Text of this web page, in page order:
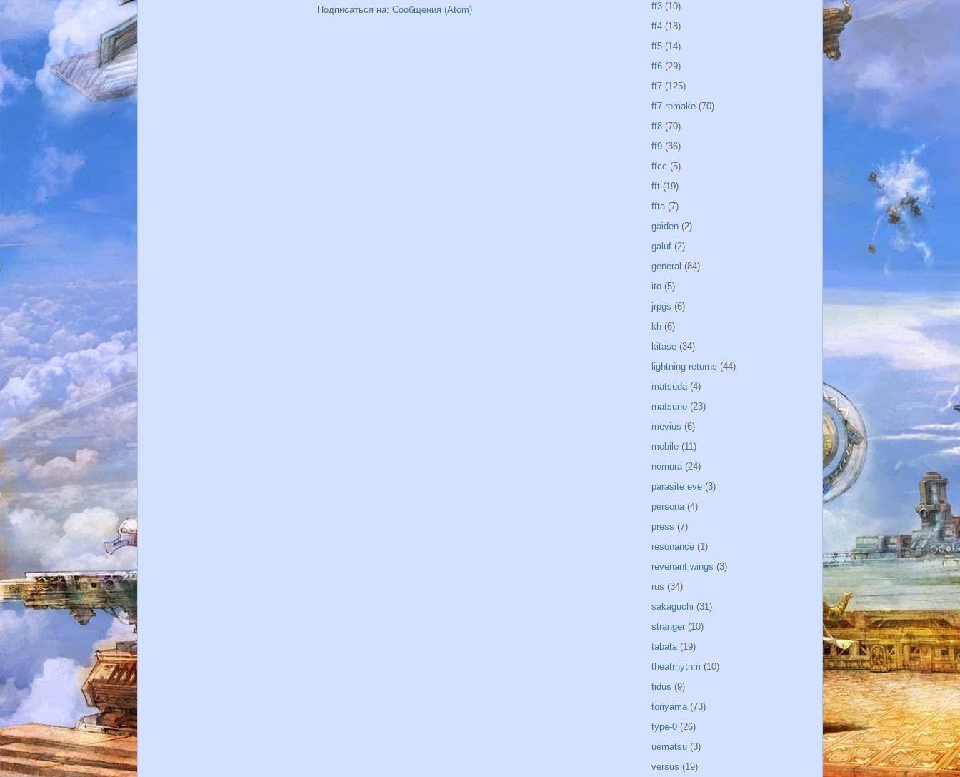
Подписаться на: Сообщения (Atom)
ff3 (10)
ff4 (18)
ff5 (14)
ff6 (29)
ff7 (125)
ff7 remake (70)
ff8 (70)
ff9 (36)
ffcc (5)
fft (19)
ffta (7)
gaiden (2)
galuf (2)
general (84)
ito (5)
jrpgs (6)
kh (6)
kitase (34)
lightning returns (44)
matsuda (4)
matsuno (23)
mevius (6)
mobile (11)
nomura (24)
parasite eve (3)
persona (4)
press (7)
resonance (1)
revenant wings (3)
rus (34)
sakaguchi (31)
stranger (10)
tabata (19)
theatrhythm (10)
tidus (9)
toriyama (73)
type-0 (26)
uematsu (3)
versus (19)